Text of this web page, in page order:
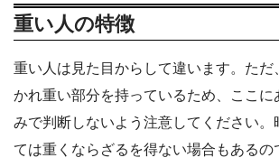
重い人の特徴
重い人は見た目からして違います。ただ
かれ重い部分を持っているため、ここに
みで判断しないよう注意してください。
ては重くならざるを得ない場合もあるの